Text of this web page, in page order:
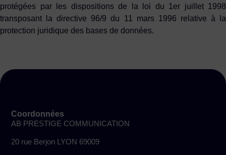
protégées par les dispositions de la loi du 1er juillet 1998
transposant la directive 96/9 du 11 mars 1996 relative à la
protection juridique des bases de données.
Coordonnées
AB PRESTIGE COMMUNICATION
20 rue Berjon LYON 69009